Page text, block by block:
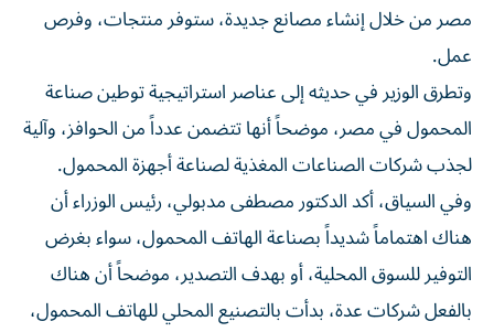
مصر من خلال إنشاء مصانع جديدة، ستوفر منتجات، وفرص
عمل.
وتطرق الوزير في حديثه إلى عناصر استراتيجية توطين صناعة
المحمول في مصر، موضحاً أنها تتضمن عدداً من الحوافز، وآلية
لجذب شركات الصناعات المغذية لصناعة أجهزة المحمول.
وفي السياق، أكد الدكتور مصطفى مدبولي، رئيس الوزراء أن
هناك اهتماماً شديداً بصناعة الهاتف المحمول، سواء بغرض
التوفير للسوق المحلية، أو بهدف التصدير، موضحاً أن هناك
بالفعل شركات عدة، بدأت بالتصنيع المحلي للهاتف المحمول،